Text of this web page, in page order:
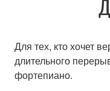
Для тех, кто хочет
длительного
фортепиано.